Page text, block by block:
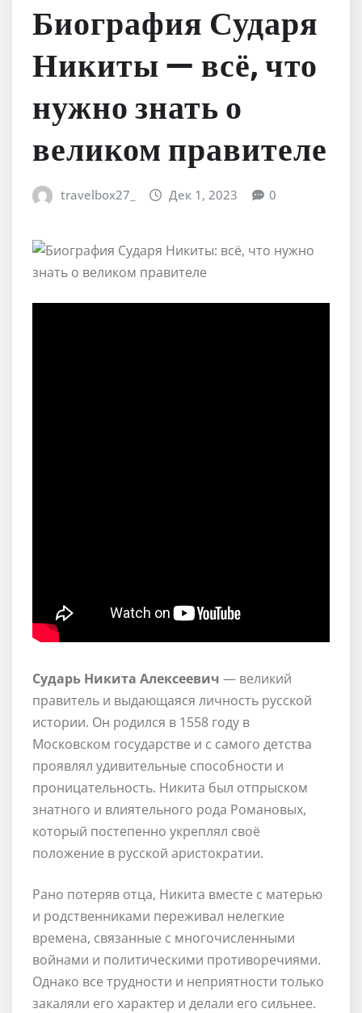
Биография Сударя
Никиты — всё, что
нужно знать о
великом правителе
travelbox27_ Дек 1, 2023 0
Сударь Никита Алексеевич — великий
правитель и выдающаяся личность русской
истории. Он родился в 1558 году в
Московском государстве и с самого детства
проявлял удивительные способности и
проницательность. Никита был отпрыском
знатного и влиятельного рода Романовых,
который постепенно укреплял своё
положение в русской аристократии.
Рано потеряв отца, Никита вместе с матерью
и родственниками переживал нелегкие
времена, связанные с многочисленными
войнами и политическими противоречиями.
Однако все трудности и неприятности только
закаляли его характер и делали его сильнее.